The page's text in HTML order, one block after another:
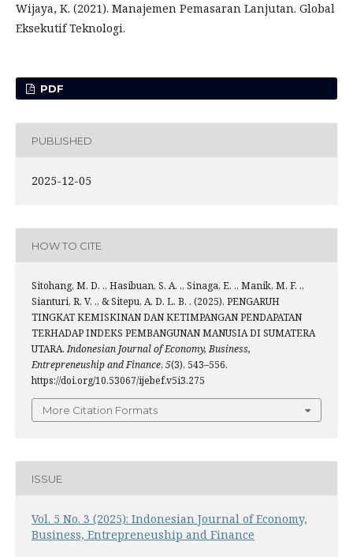
Wijaya, K. (2021). Manajemen Pemasaran Lanjutan. Global
Eksekutif Teknologi.
PDF
PUBLISHED
2025-12-05
HOW TO CITE
Sitohang, M. D. ., Hasibuan, S. A. ., Sinaga, E. ., Manik, M. F. .,
Sianturi, R. V. ., & Sitepu, A. D. L. B. . (2025). PENGARUH
TINGKAT KEMISKINAN DAN KETIMPANGAN PENDAPATAN
TERHADAP INDEKS PEMBANGUNAN MANUSIA DI SUMATERA
UTARA.Indonesian Journal of Economy, Business,
Entrepreneuship and Finance, 5(3), 543–556.
https://doi.org/10.53067/ijebef.v5i3.275
More Citation Formats
ISSUE
Vol. 5 No. 3 (2025): Indonesian Journal of Economy,
Business, Entrepreneuship and Finance